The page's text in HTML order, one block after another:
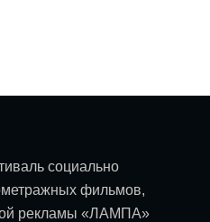
социально
фильмов,
рекламы «ЛАМПА»